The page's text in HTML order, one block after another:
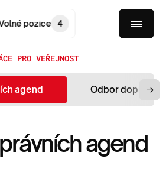
pozice 4
PRO VEŘEJNOST
agend Odbor dopravy
agend